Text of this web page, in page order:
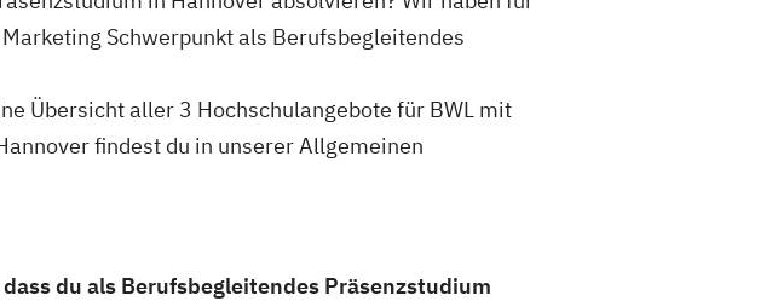
Schwerpunkt als Berufsbegleitendes
Übersicht aller 3 Hochschulangebote für BWL mit
findest du in unserer Allgemeinen
du als Berufsbegleitendes Präsenzstudium